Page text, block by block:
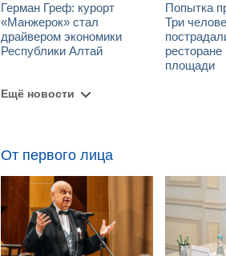
Герман Греф: курорт
«Манжерок» стал
драйвером экономики
Республики Алтай
Попытка
Три
площади
Ещё новости
От первого лица